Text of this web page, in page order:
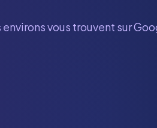
environs vous trouvent sur